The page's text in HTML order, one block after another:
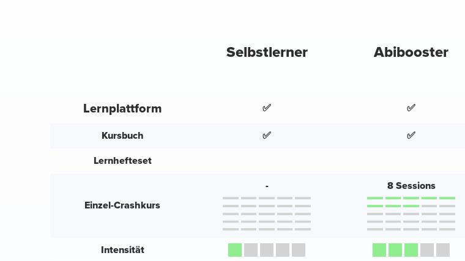
Selbstlerner Abibooster
Lernplattform ✅ ✅
Kursbuch ✅ ✅
Lernhefteset
Einzel-Crashkurs
- 8 Sessions
Intensität